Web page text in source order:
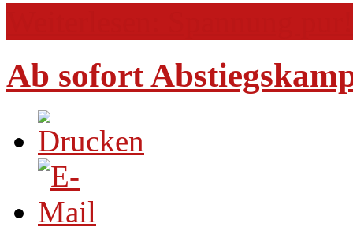
Ab sofort